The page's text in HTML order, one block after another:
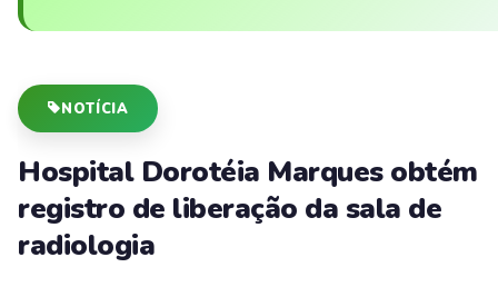
NOTÍCIA
Hospital Dorotéia Marques obtém
registro de liberação da sala de
radiologia